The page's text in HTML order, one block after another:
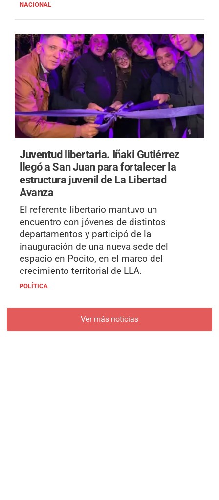
NACIONAL
Juventud libertaria. Iñaki Gutiérrez
llegó a San Juan para fortalecer la
estructura juvenil de La Libertad
Avanza
El referente libertario mantuvo un
encuentro con jóvenes de distintos
departamentos y participó de la
inauguración de una nueva sede del
espacio en Pocito, en el marco del
crecimiento territorial de LLA.
POLÍTICA
Ver más noticias